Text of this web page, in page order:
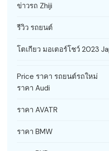
ข่าวรถ Zhiji
รีวิว รถยนต์
โตเกียว มอเตอร์โชว์ 2023
Price ราคา รถยนต์รถใหม่
ราคา Audi
ราคา AVATR
ราคา BMW